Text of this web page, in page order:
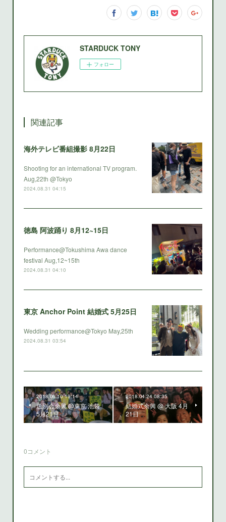
STARDUCK TONY
フォロー
関連記事
海外テレビ番組撮影 8月22日
Shooting for an international TV program.
Aug,22th @Tokyo
2024.08.31 04:15
徳島 阿波踊り 8月12~15日
Performance@Tokushima Awa dance
festival Aug,12~15th
2024.08.31 04:10
東京 Anchor Point 結婚式 5月25日
Wedding performance@Tokyo May,25th
2024.08.31 03:54
2018.06.10 19:14
送別会余興 @東京 池袋
5月21日
2018.04.24 08:35
結婚式余興 @ 大阪 4月
21日
0コメント